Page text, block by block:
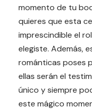
momento de tu
quieres que esta
imprescindible el
elegiste. Además,
románticas poses
ellas serán el
único y siempre
este mágico